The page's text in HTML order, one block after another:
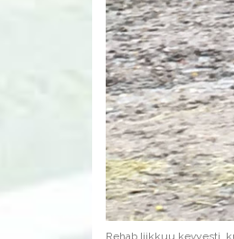
Rehab liikkuu kevyesti,